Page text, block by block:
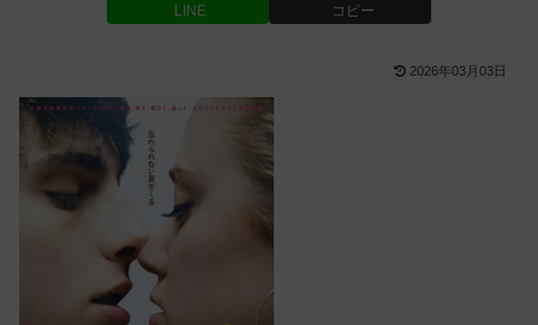
LINE コピー
2026年03月03日